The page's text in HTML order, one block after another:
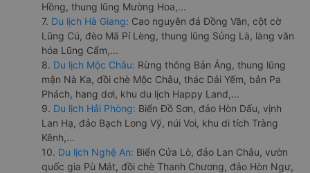
Hồng, thung lũng Mường Hoa,...
7. Du lịch Hà Giang: Cao nguyên đá Đồng Văn, cột cờ
Lũng Cú, đèo Mã Pí Lèng, thung lũng Sủng Là, làng văn
hóa Lũng Cẩm,...
8. Du lịch Mộc Châu: Rừng thông Bản Áng, thung lũng
mận Nà Ka, đồi chè Mộc Châu, thác Dải Yếm, bản Pa
Phách, hang dơi, khu du lịch Happy Land,...
9. Du lịch Hải Phòng: Biển Đồ Sơn, đảo Hòn Dấu, vịnh
Lan Hạ, đảo Bạch Long Vỹ, núi Voi, khu di tích Tràng
Kênh,...
10. Du lịch Nghệ An: Biển Cửa Lò, đảo Lan Châu, vườn
quốc gia Pù Mát, đồi chè Thanh Chương, đảo Hòn Ngư,